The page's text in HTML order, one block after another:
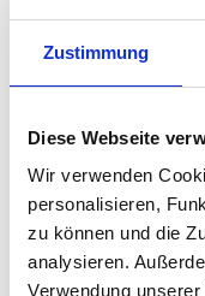
Zustimmung
Diese Webseite
Wir verwenden
personalisieren,
zu können und die
analysieren.
Verwendung
Ihre